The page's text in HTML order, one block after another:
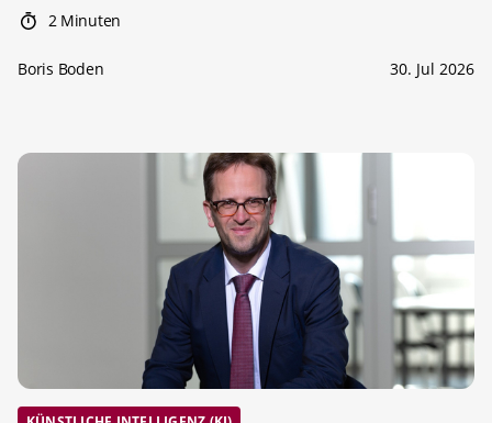
2 Minuten
Boris Boden 30. Jul 2026